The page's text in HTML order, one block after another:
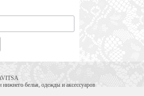
нижнего белья, одежды и аксессуаров